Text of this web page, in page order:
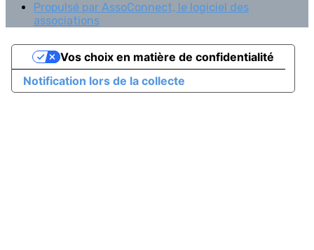
Propulsé par AssoConnect, le logiciel des
associations
Notification lors de la collecte
Vos choix en matière de confidentialité